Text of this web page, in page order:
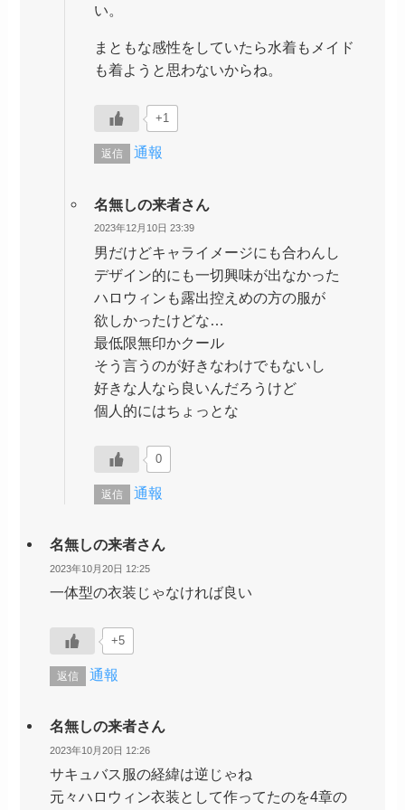
い。
まともな感性をしていたら水着もメイド
も着ようと思わないからね。
+1
返信 通報
名無しの来者さん
2023年12月10日 23:39
男だけどキャライメージにも合わんし
デザイン的にも一切興味が出なかった
ハロウィンも露出控えめの方の服が
欲しかったけどな…
最低限無印かクール
そう言うのが好きなわけでもないし
好きな人なら良いんだろうけど
個人的にはちょっとな
0
返信 通報
名無しの来者さん
2023年10月20日 12:25
一体型の衣装じゃなければ良い
+5
返信 通報
名無しの来者さん
2023年10月20日 12:26
サキュバス服の経緯は逆じゃね
元々ハロウィン衣装として作ってたのを4章の